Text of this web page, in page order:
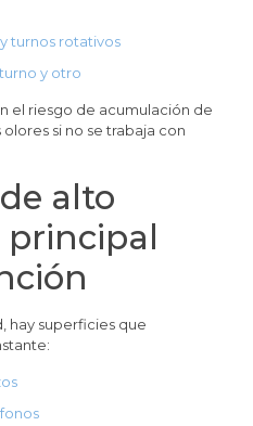
turnos rotativos
y otro
el riesgo de acumulación de
si no se trabaja con
alto
principal
hay superficies que